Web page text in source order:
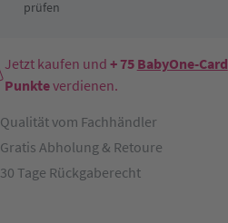
prüfen
Jetzt kaufen und + 75 BabyOne-Card
Punkteverdienen.
Qualität vom Fachhändler
Gratis Abholung & Retoure
30 Tage Rückgaberecht